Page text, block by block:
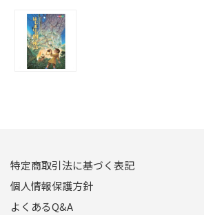
特定商取引法に基づく表記
個人情報保護方針
よくあるQ&A